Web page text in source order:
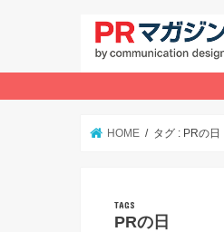
HOME タグ : PRの日
PRの日